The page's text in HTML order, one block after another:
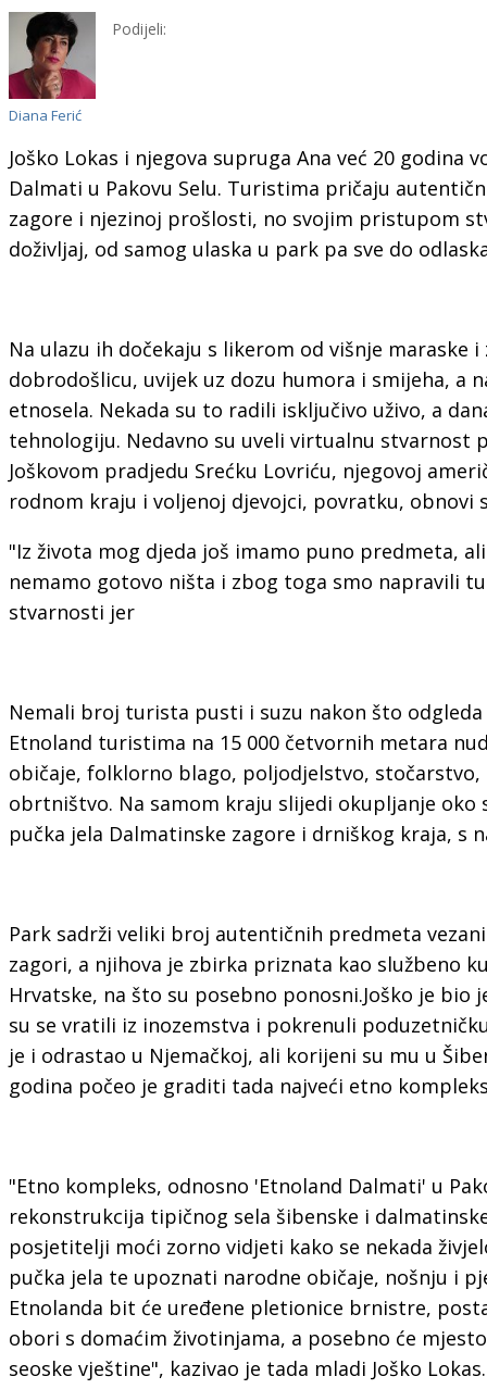
Diana Ferić
Podijeli:
Joško Lokas i njegova supruga Ana već 20 godina
Dalmati u Pakovu Selu. Turistima pričaju
zagore i njezinoj prošlosti, no svojim pristupom
doživljaj, od samog ulaska u park pa sve do
Na ulazu ih dočekaju s likerom od višnje maraske i
dobrodošlicu, uvijek uz dozu humora i smijeha, a
etnosela. Nekada su to radili isključivo uživo, a
tehnologiju. Nedavno su uveli virtualnu stvarnost
Joškovom pradjedu Srećku Lovriću, njegovoj
rodnom kraju i voljenoj djevojci, povratku, obnovi
"Iz života mog djeda još imamo puno predmeta,
nemamo gotovo ništa i zbog toga smo napravili
stvarnosti jer
Nemali broj turista pusti i suzu nakon što odgleda
Etnoland turistima na 15 000 četvornih metara
običaje, folklorno blago, poljodjelstvo,
obrtništvo. Na samom kraju slijedi okupljanje oko
pučka jela Dalmatinske zagore i drniškog kraja, s
Park sadrži veliki broj autentičnih predmeta
zagori, a njihova je zbirka priznata kao službeno
Hrvatske, na što su posebno ponosni.Joško je
su se vratili iz inozemstva i pokrenuli
je i odrastao u Njemačkoj, ali korijeni su mu u
godina počeo je graditi tada najveći etno
"Etno kompleks, odnosno 'Etnoland Dalmati' u
rekonstrukcija tipičnog sela šibenske i
posjetitelji moći zorno vidjeti kako se nekada
pučka jela te upoznati narodne običaje, nošnju i
Etnolanda bit će uređene pletionice brnistre,
obori s domaćim životinjama, a posebno će
seoske vještine", kazivao je tada mladi Joško Lokas.